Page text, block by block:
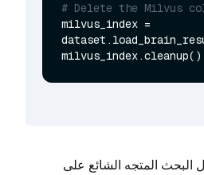
# Delete the Milvus
milvus_index =
المتجه الشائع على